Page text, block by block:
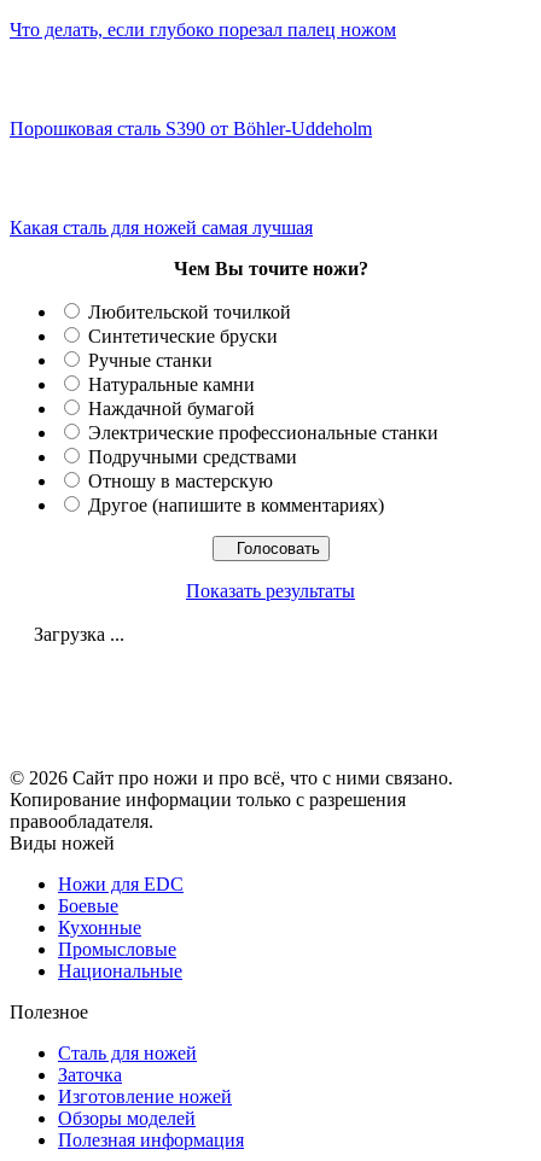
Что делать, если глубоко порезал палец ножом
Порошковая сталь S390 от Böhler-Uddeholm
Какая сталь для ножей самая лучшая
Чем Вы точите ножи?
Любительской точилкой
Синтетические бруски
Ручные станки
Натуральные камни
Наждачной бумагой
Электрические профессиональные станки
Подручными средствами
Отношу в мастерскую
Другое (напишите в комментариях)
Показать результаты
Загрузка ...
© 2026 Сайт про ножи и про всё, что с ними связано.
Копирование информации только с разрешения
правообладателя.
Виды ножей
Ножи для EDC
Боевые
Кухонные
Промысловые
Национальные
Полезное
Сталь для ножей
Заточка
Изготовление ножей
Обзоры моделей
Полезная информация